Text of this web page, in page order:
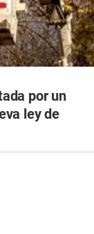
por un
ley de